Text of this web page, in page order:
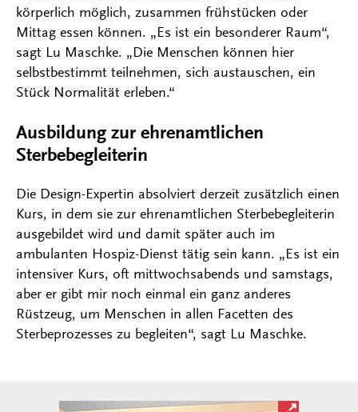
körperlich möglich, zusammen frühstücken oder
Mittag essen können. „Es ist ein besonderer Raum“,
sagt Lu Maschke. „Die Menschen können hier
selbstbestimmt teilnehmen, sich austauschen, ein
Stück Normalität erleben.“
Ausbildung zur ehrenamtlichen
Sterbebegleiterin
Die Design-Expertin absolviert derzeit zusätzlich einen
Kurs, in dem sie zur ehrenamtlichen Sterbebegleiterin
ausgebildet wird und damit später auch im
ambulanten Hospiz-Dienst tätig sein kann. „Es ist ein
intensiver Kurs, oft mittwochsabends und samstags,
aber er gibt mir noch einmal ein ganz anderes
Rüstzeug, um Menschen in allen Facetten des
Sterbeprozesses zu begleiten“, sagt Lu Maschke.